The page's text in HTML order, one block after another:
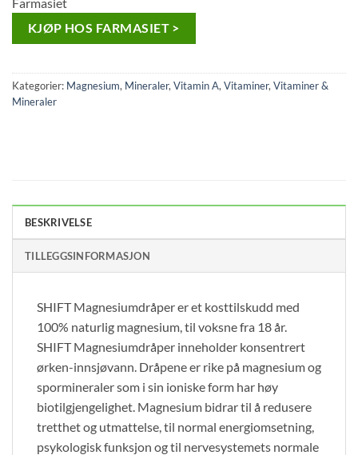
KJØP HOS FARMASIET >
Kategorier: Magnesium, Mineraler,Vitamin A,Vitaminer,Vitaminer &
Mineraler
BESKRIVELSE
TILLEGGSINFORMASJON
SHIFT Magnesiumdråper er et kosttilskudd med
100% naturlig magnesium, til voksne fra 18 år.
SHIFT Magnesiumdråper inneholder konsentrert
ørken-innsjøvann. Dråpene er rike på magnesium og
spormineraler som i sin ioniske form har høy
biotilgjengelighet. Magnesium bidrar til å redusere
tretthet og utmattelse, til normal energiomsetning,
psykologisk funksjon og til nervesystemets normale